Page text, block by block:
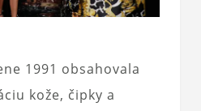
1991 obsahovala
kože, čipky a